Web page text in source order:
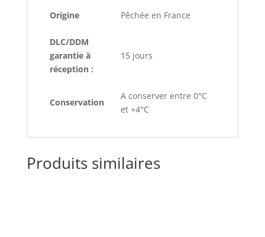
Origine Pêchée en France
DLC/DDM
garantie à
réception :
15 jours
Conservation
A conserver entre 0°C
et +4°C
Produits similaires